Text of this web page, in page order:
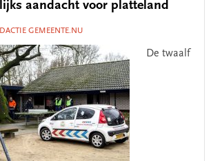
aandacht voor platteland
GEMEENTE.NU
De twaalf